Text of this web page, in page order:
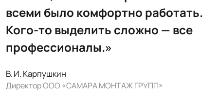
всеми было комфортно работать.
Кого-то выделить сложно — все
профессионалы.»
В. И. Карпушкин
Директор ООО «САМАРА МОНТАЖ ГРУПП»